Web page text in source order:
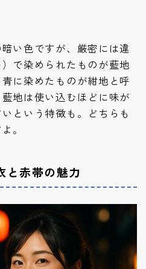
い色ですが、厳密には違
で染められたものが藍地
に染めたものが紺地と呼
地は使い込むほどに味が
という特徴も。どちらも
。
と赤帯の魅力